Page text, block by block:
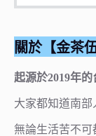
關於【金茶伍
起源於2019年
大家都知道南部
無論生活苦不可